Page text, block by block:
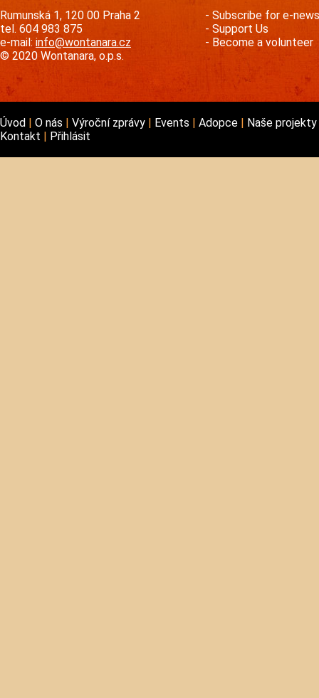
Rumunská 1, 120 00 Praha 2
tel. 604 983 875
e-mail: info@wontanara.cz
© 2020 Wontanara, o.p.s.
Subscribe for e-news
Support Us
Become a volunteer
Úvod O nás Výroční zprávy Events Adopce
Naše projekty
Kontakt
Přihlásit